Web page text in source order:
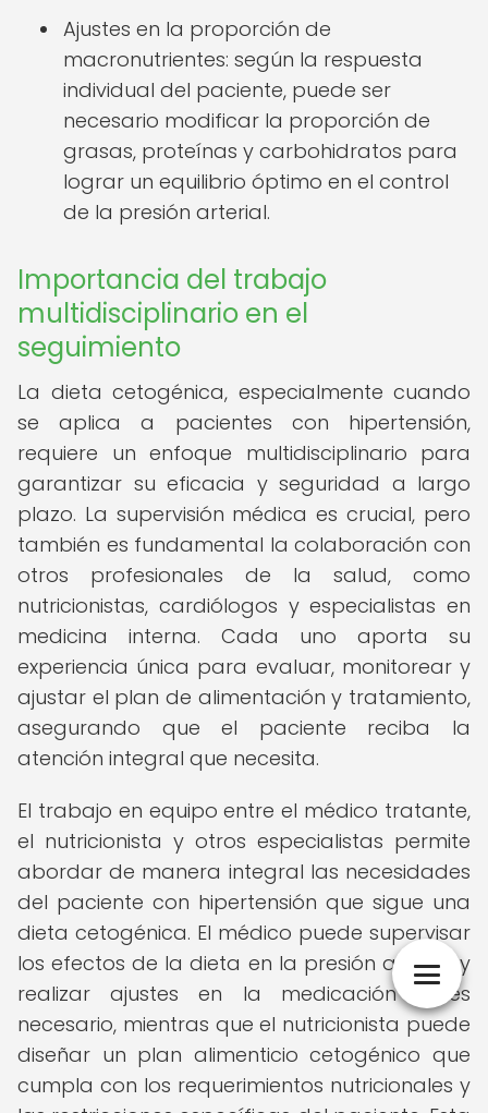
Ajustes en la proporción de
macronutrientes: según la respuesta
individual del paciente, puede ser
necesario modificar la proporción de
grasas, proteínas y carbohidratos para
lograr un equilibrio óptimo en el control
de la presión arterial.
Importancia del trabajo
multidisciplinario en el
seguimiento
La dieta cetogénica, especialmente cuando
se aplica a pacientes con hipertensión,
requiere un enfoque multidisciplinario para
garantizar su eficacia y seguridad a largo
plazo. La supervisión médica es crucial, pero
también es fundamental la colaboración con
otros profesionales de la salud, como
nutricionistas, cardiólogos y especialistas en
medicina interna. Cada uno aporta su
experiencia única para evaluar, monitorear y
ajustar el plan de alimentación y tratamiento,
asegurando que el paciente reciba la
atención integral que necesita.
El trabajo en equipo entre el médico tratante,
el nutricionista y otros especialistas permite
abordar de manera integral las necesidades
del paciente con hipertensión que sigue una
dieta cetogénica. El médico puede supervisar
los efectos de la dieta en la presión arterial y
realizar ajustes en la medicación si es
necesario, mientras que el nutricionista puede
diseñar un plan alimenticio cetogénico que
cumpla con los requerimientos nutricionales y